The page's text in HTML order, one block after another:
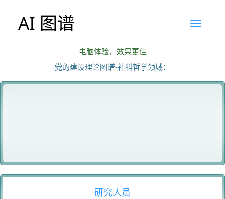
AI 图谱
电脑体验，效果更佳
党的建设理论图谱-社科哲学领域：
研究人员